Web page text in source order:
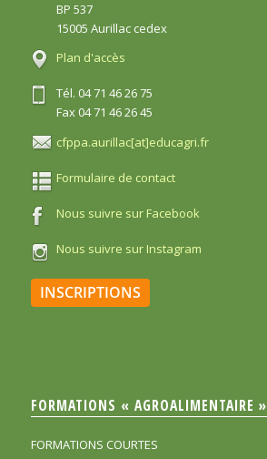
BP 537
15005 Aurillac cedex
Plan d'accès
Tél. 04 71 46 26 75
Fax 04 71 46 26 45
cfppa.aurillac[at]educagri.fr
Formulaire de contact
Nous suivre sur Facebook
Nous suivre sur Instagram
INSCRIPTIONS
FORMATIONS « AGROALIMENTAIRE »
FORMATIONS COURTES